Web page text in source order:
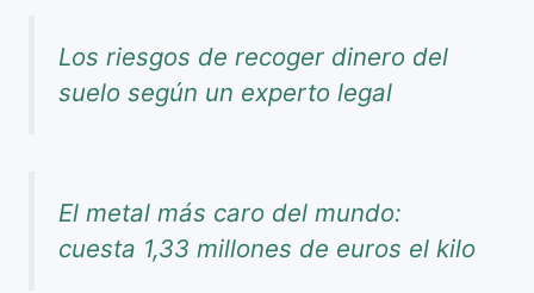
Los riesgos de recoger dinero del
suelo según un experto legal
El metal más caro del mundo:
cuesta 1,33 millones de euros el kilo